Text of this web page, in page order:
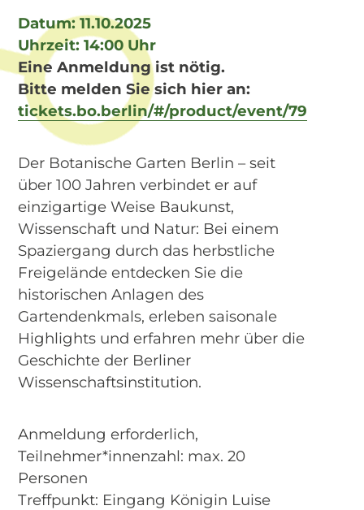
Datum: 11.10.2025
Uhrzeit: 14:00 Uhr
Eine Anmeldung ist nötig.
Bitte melden Sie sich hier an:
tickets.bo.berlin/#/product/event/79
Der Botanische Garten Berlin – seit
über 100 Jahren verbindet er auf
einzigartige Weise Baukunst,
Wissenschaft und Natur: Bei einem
Spaziergang durch das herbstliche
Freigelände entdecken Sie die
historischen Anlagen des
Gartendenkmals, erleben saisonale
Highlights und erfahren mehr über die
Geschichte der Berliner
Wissenschaftsinstitution.
Anmeldung erforderlich,
Teilnehmer*innenzahl: max. 20
Personen
Treffpunkt: Eingang Königin Luise